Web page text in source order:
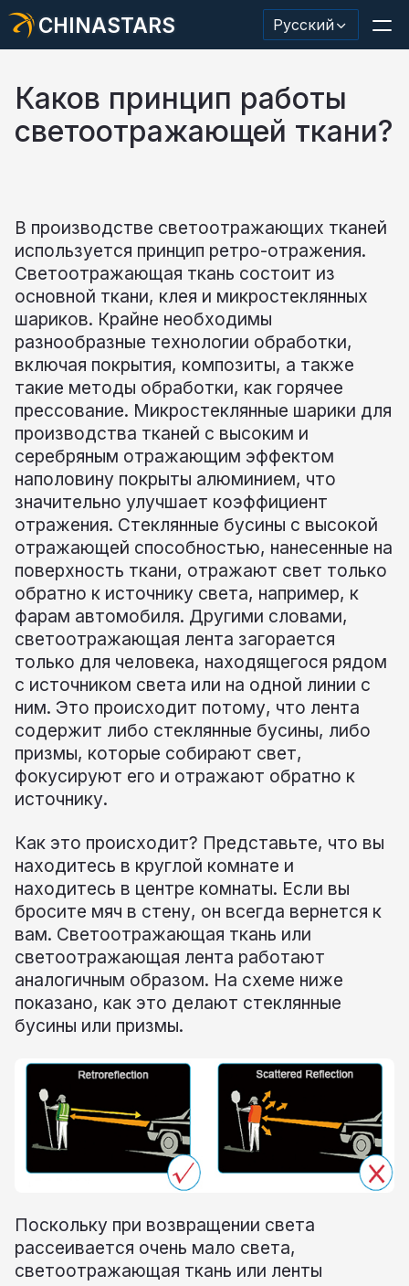
CHINASTARS Русский
Светоотражающий материал/лента
Защитная одежда
Светящийся в темноте материал
Промышленная отделка для мытья
О КИНАССТАРС
Новый продукт
Сертификат
Каталог
Видео
Контакт
Каков принцип работы
светоотражающей ткани?
В производстве светоотражающих тканей
используется принцип ретро-отражения.
Светоотражающая ткань состоит из
основной ткани, клея и микростеклянных
шариков. Крайне необходимы
разнообразные технологии обработки,
включая покрытия, композиты, а также
такие методы обработки, как горячее
прессование. Микростеклянные шарики для
производства тканей с высоким и
серебряным отражающим эффектом
наполовину покрыты алюминием, что
значительно улучшает коэффициент
отражения. Стеклянные бусины с высокой
отражающей способностью, нанесенные на
поверхность ткани, отражают свет только
обратно к источнику света, например, к
фарам автомобиля. Другими словами,
светоотражающая лента загорается
только для человека, находящегося рядом
с источником света или на одной линии с
ним. Это происходит потому, что лента
содержит либо стеклянные бусины, либо
призмы, которые собирают свет,
фокусируют его и отражают обратно к
источнику.
Как это происходит? Представьте, что вы
находитесь в круглой комнате и
находитесь в центре комнаты. Если вы
бросите мяч в стену, он всегда вернется к
вам. Светоотражающая ткань или
светоотражающая лента работают
аналогичным образом. На схеме ниже
показано, как это делают стеклянные
бусины или призмы.
Поскольку при возвращении света
рассеивается очень мало света,
светоотражающая ткань или ленты